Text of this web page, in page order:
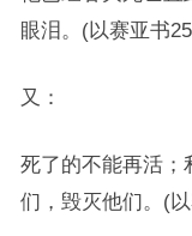
眼泪。(以赛亚书
又：
死了的不能再活；
们，毁灭他们。(